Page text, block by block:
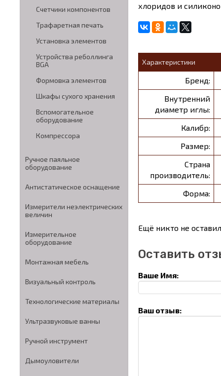
Счетчики компонентов
Трафаретная печать
Установка элементов
Устройства реболлинга
BGA
Формовка элементов
Шкафы сухого хранения
Вспомогательное
оборудование
Компрессора
Ручное паяльное
оборудование
Антистатическое оснащение
Измерители неэлектрических
величин
Измерительное
оборудование
Монтажная мебель
Визуальный контроль
Технологические материалы
Ультразвуковые ванны
Ручной инструмент
Дымоуловители
хлоридов и
Характеристики
Бренд:
Внутренний
диаметр иглы:
Калибр:
Размер:
Страна
производитель:
Форма:
Ещё никто не
Оставить
Ваше Имя:
Ваш отзыв: